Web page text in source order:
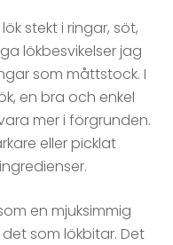
stekt i ringar, söt,
lökbesvikelser jag
som måttstock. I
en bra och enkel
mer i förgrunden.
eller picklat
en mjuksimmig
som lökbitar. Det